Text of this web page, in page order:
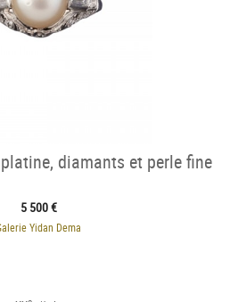
diamants et perle fine
5 500 €
Yidan Dema